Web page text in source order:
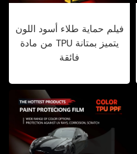
فيلم حماية طلاء أسود اللون
من مادة TPU يتميز بمتانة
فائقة